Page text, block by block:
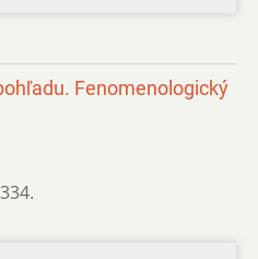
Fenomenologický